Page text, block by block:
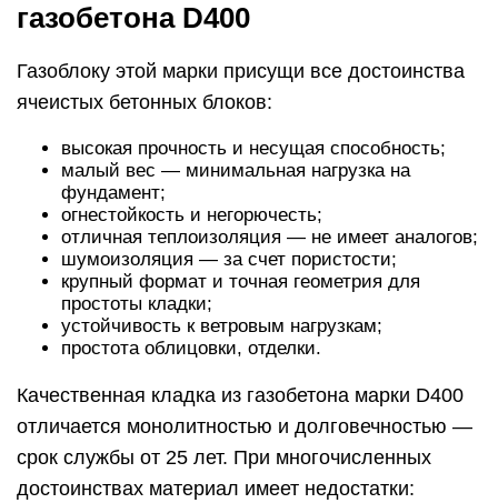
газобетона D400
Газоблоку этой марки присущи все достоинства
ячеистых бетонных блоков:
высокая прочность и несущая способность;
малый вес — минимальная нагрузка на
фундамент;
огнестойкость и негорючесть;
отличная теплоизоляция — не имеет аналогов;
шумоизоляция — за счет пористости;
крупный формат и точная геометрия для
простоты кладки;
устойчивость к ветровым нагрузкам;
простота облицовки, отделки.
Качественная кладка из газобетона марки D400
отличается монолитностью и долговечностью —
срок службы от 25 лет. При многочисленных
достоинствах материал имеет недостатки: